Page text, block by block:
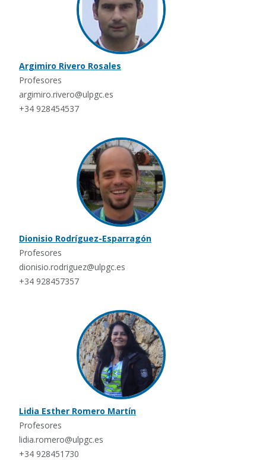
Argimiro Rivero Rosales
Profesores
argimiro.rivero@ulpgc.es
+34 928454537
Dionisio Rodríguez-Esparragón
Profesores
dionisio.rodriguez@ulpgc.es
+34 928457357
Lidia Esther Romero Martín
Profesores
lidia.romero@ulpgc.es
+34 928451730